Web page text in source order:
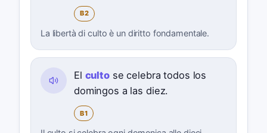
B2
La libertà di culto è un diritto fondamentale.
El cultose celebra todos los
domingos a las diez.
B1